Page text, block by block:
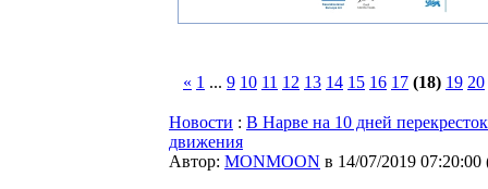
« 1 ... 9 10 11 12 13 14 15 16 17 (18) 19 20
Новости : В Нарве на 10 дней
движения
Автор: MONMOON в 14/07/2019 07:20:00